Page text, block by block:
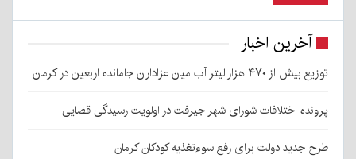
آخرین اخبار
توزیع بیش از ۴۷۰ هزار لیتر آب میان عزاداران جامانده اربعین در کرمان
پرونده اختلافات شورای شهر جیرفت در اولویت رسیدگی قضایی
طرح جدید دولت برای رفع سوءتغذیه کودکان کرمان